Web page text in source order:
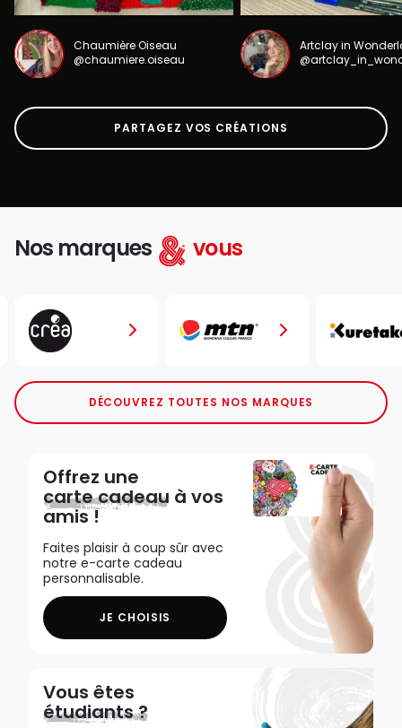
Chaumière Oiseau
@chaumiere.oiseau
Artclay in
PARTAGEZ VOS CRÉATIONS
Nos marques vous
DÉCOUVREZ TOUTES NOS MARQUES
Offrez une
carte cadeau à vos
amis !
Faites plaisir à coup sûr avec
notre e-carte cadeau
personnalisable.
JE CHOISIS
Vous êtes
étudiants ?